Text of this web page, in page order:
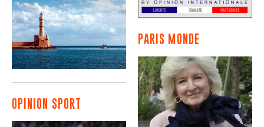
OPINION SPORT
PARIS MONDE